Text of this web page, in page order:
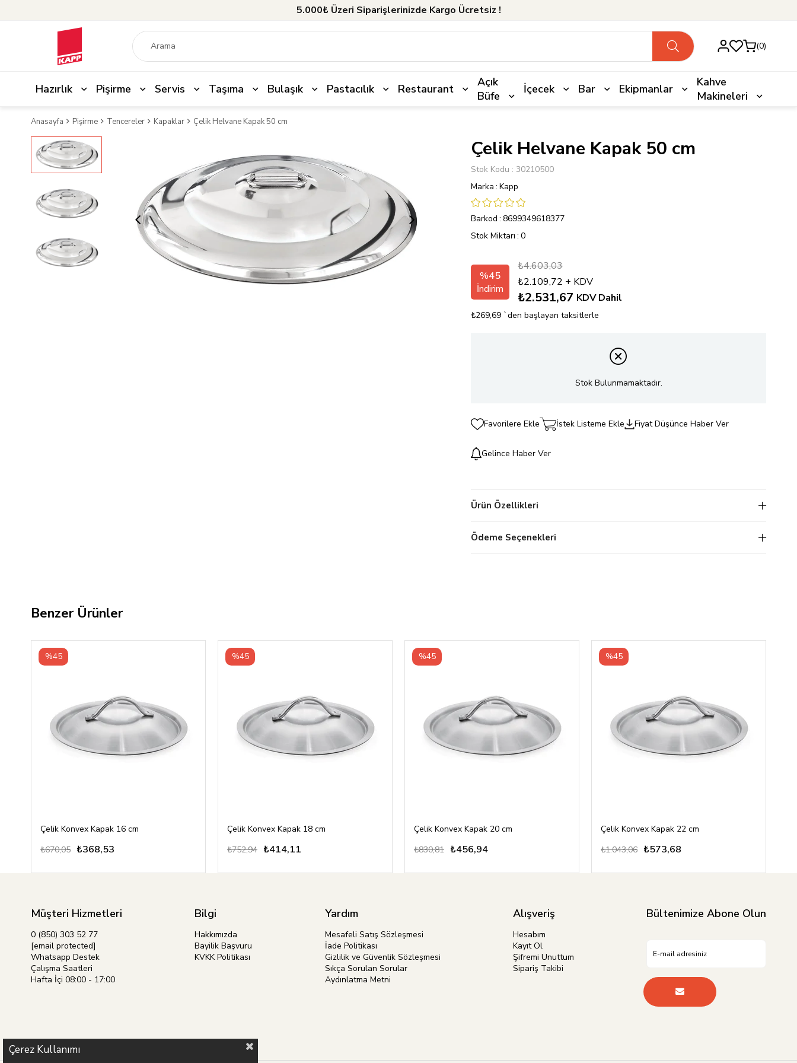
5.000₺ Üzeri Siparişlerinizde Kargo Ücretsiz !
0
Hazırlık Pişirme Servis Taşıma Bulaşık Pastacılık Restaurant
Açık
Büfe
İçecek Bar Ekipmanlar
Kahve
Makineleri
Anasayfa Pişirme Tencereler Kapaklar Çelik Helvane Kapak 50 cm
Çelik Helvane Kapak 50 cm
Stok Kodu
30210500
Marka : Kapp
Barkod : 8699349618377
Stok Miktarı : 0
%45
İndirim
₺4.603,03
₺2.109,72 + KDV
KDV Dahil
₺2.531,67
₺269,69 `den başlayan taksitlerle
Stok Bulunmamaktadır.
Favorilere Ekle İstek Listeme Ekle Fiyat Düşünce Haber Ver
Gelince Haber Ver
Ürün Özellikleri
Ödeme Seçenekleri
Benzer Ürünler
Çelik Konvex Kapak 16 cm
₺368,53
₺670,05
%45
Çelik Konvex Kapak 18 cm
₺414,11
₺752,94
%45
Çelik Konvex Kapak 20 cm
₺456,94
₺830,81
%45
Çelik Konvex Kapak 22 cm
₺573,68
₺1.043,06
%45
Müşteri Hizmetleri
0 (850) 303 52 77
[email protected]
Whatsapp Destek
Çalışma Saatleri
Hafta İçi 08:00 - 17:00
Bilgi
Hakkımızda
Bayilik Başvuru
KVKK Politikası
Yardım
Mesafeli Satış Sözleşmesi
İade Politikası
Gizlilik ve Güvenlik Sözleşmesi
Sıkça Sorulan Sorular
Aydınlatma Metni
Alışveriş
Hesabım
Kayıt Ol
Şifremi Unuttum
Sipariş Takibi
Bültenimize Abone Olun
Çerez Kullanımı